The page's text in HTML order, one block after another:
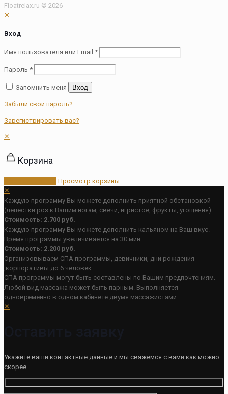
Floatrelax.ru © 2026
✕
Вход
Имя пользователя или Email *
Пароль *
Запомнить меня Вход
Забыли свой пароль?
Зарегистрировать вас?
✕
Корзина
Просмотр корзины
✕
Каждую программу Вы можете дополнить приятной обстановкой
(лепестки роз к Вашим ногам, свечи, игристое, фрукты, угощения)
Стоимость: 2.700 руб.
Каждую программу Вы можете дополнить кальяном на Ваш вкус.
Время программы увеличивается на 30 мин.
Стоимость: 2.200 руб.
Организовываем СПА программы, девичники, дни рождения
,корпоративы до 6 человек.
СПА программы могут быть составлены по Вашим предпочтениям.
Любой вид массажа может быть парным. Выполняется
одновременно в одном кабинете двумя массажистами
✕
Укажите ваши контактные данные и мы свяжемся с вами как можно
скорее